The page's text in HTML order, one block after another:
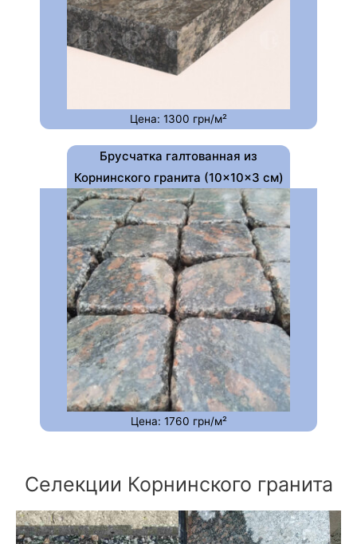
Цена: 1300 грн/м²
Брусчатка галтованная из
Корнинского гранита (10×10×3 см)
Цена: 1760 грн/м²
Селекции Корнинского гранита